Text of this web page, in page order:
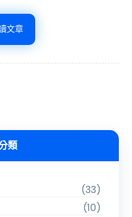
文章
類
(33)
(10)